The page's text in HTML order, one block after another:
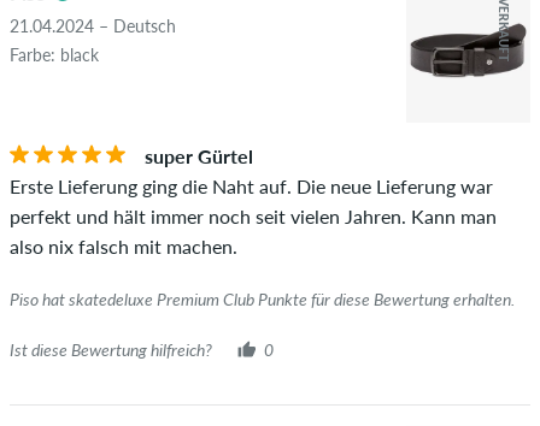
21.04.2024 – Deutsch
Farbe: black
super Gürtel
Erste Lieferung ging die Naht auf. Die neue Lieferung war
perfekt und hält immer noch seit vielen Jahren. Kann man
also nix falsch mit machen.
Piso hat skatedeluxe Premium Club Punkte für diese Bewertung erhalten.
Ist diese Bewertung hilfreich? 0